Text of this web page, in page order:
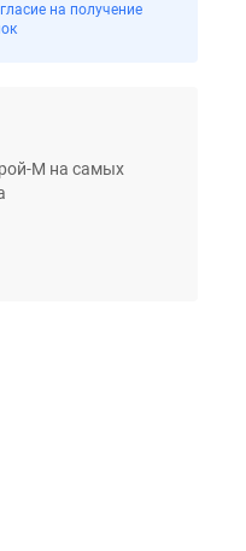
на получение
М на самых